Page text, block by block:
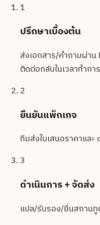
1
ปรึกษาเบื้องต้น
ส่งเอกสาร/คำถามผ่า
ติดต่อกลับในเวลาทำการ
2
ยืนยันแพ็กเกจ
ทีมส่งใบเสนอราคาแล
3
ดำเนินการ + จัดส่ง
แปล/รับรอง/ยื่นสถาน